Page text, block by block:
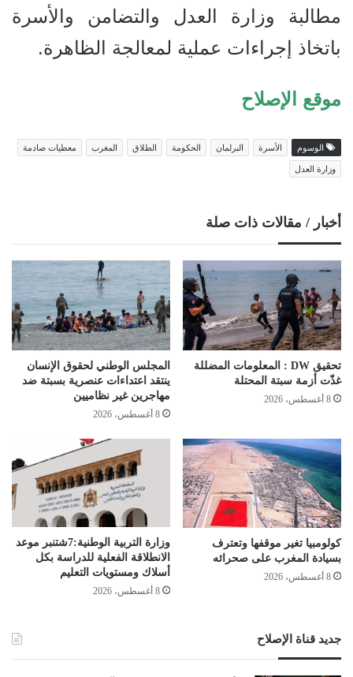
مطالبة وزارة العدل والتضامن والأسرة
باتخاذ إجراءات عملية لمعالجة الظاهرة.
موقع الإصلاح
الوسوم الأسرة البرلمان الحكومة الطلاق المغرب معطيات صادمة
وزارة العدل
أخبار / مقالات ذات صلة
تحقيق DW : المعلومات المضللة
غذّت أزمة سبتة المحتلة
8 أغسطس، 2026
المجلس الوطني لحقوق الإنسان
ينتقد اعتداءات عنصرية بسبتة ضد
مهاجرين غير نظاميين
8 أغسطس، 2026
كولومبيا تغير موقفها وتعترف
بسيادة المغرب على صحرائه
8 أغسطس، 2026
وزارة التربية الوطنية:7شتنبر موعد
الانطلاقة الفعلیة للدراسة بكل
أسلاك ومستویات التعلیم
8 أغسطس، 2026
جديد قناة الإصلاح